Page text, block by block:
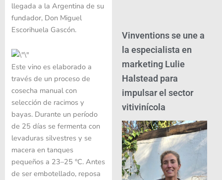
llegada a la Argentina de su
fundador, Don Miguel
Escorihuela Gascón.
Este vino es elaborado a
través de un proceso de
cosecha manual con
selección de racimos y
bayas. Durante un período
de 25 días se fermenta con
levaduras silvestres y se
macera en tanques
pequeños a 23–25 °C. Antes
de ser embotellado, reposa
Vinventions se une a
la especialista en
marketing Lulie
Halstead para
impulsar el sector
vitivinícola